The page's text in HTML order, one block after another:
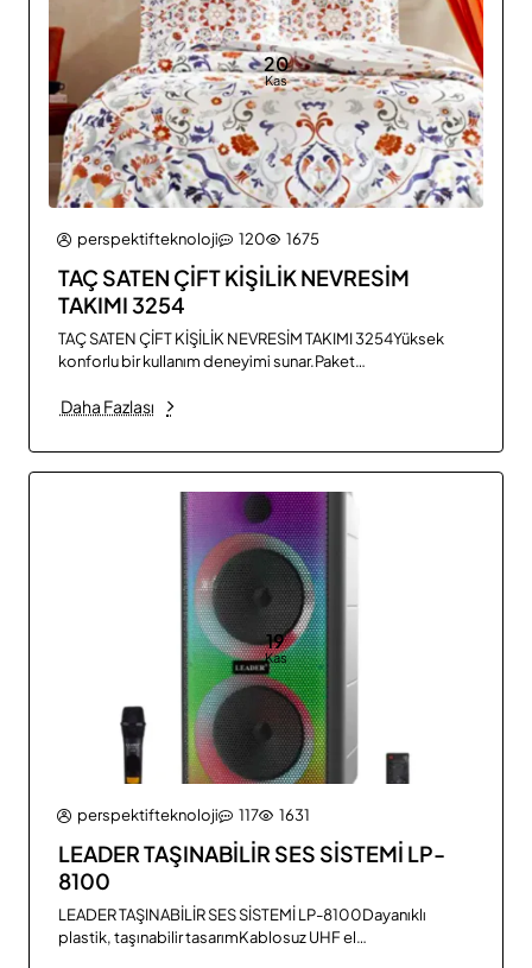
20
Kas
perspektifteknoloji 120 1675
TAÇ SATEN ÇİFT KİŞİLİK NEVRESİM
TAKIMI 3254
TAÇ SATEN ÇİFT KİŞİLİK NEVRESİM TAKIMI 3254Yüksek
konforlu bir kullanım deneyimi sunar.Paket
cm (1 Adet)Yastık Kılıfı: 50x70 cm (2 Adet)Kumaş
KutuAğırlık: 3 KgDiğer elden taksitle nevresim
takımları çeşitlerini görmek için tıklayınız.Evshop Ürünler..
Daha Fazlası
19
Kas
perspektifteknoloji 117 1631
LEADER TAŞINABİLİR SES SİSTEMİ LP-
8100
LEADER TAŞINABİLİR SES SİSTEMİ LP-8100Dayanıklı
plastik, taşınabilir tasarımKablosuz UHF el